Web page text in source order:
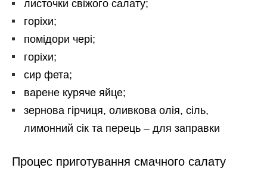
листочки свіжого салату;
горіхи;
помідори чері;
горіхи;
сир фета;
варене куряче яйце;
зернова гірчиця, оливкова олія, сіль,
лимонний сік та перець – для заправки
Процес приготування смачного салату